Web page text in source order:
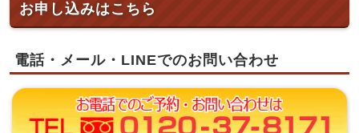
お申し込みはこちら
電話・メール・LINEでのお問い合わせ